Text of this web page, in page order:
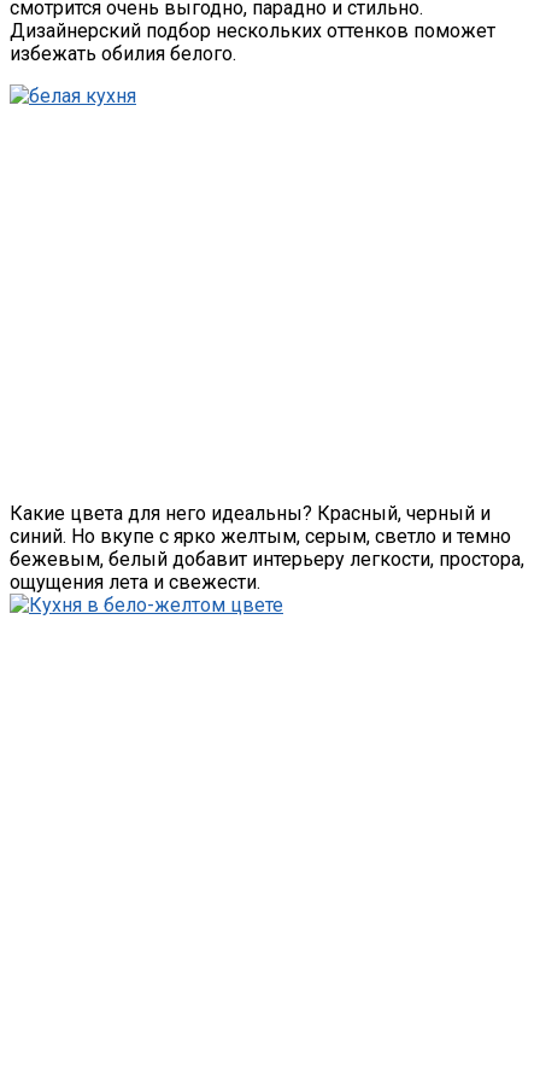
смотрится очень выгодно, парадно и стильно.
Дизайнерский подбор нескольких оттенков поможет
избежать обилия белого.
Какие цвета для него идеальны? Красный, черный и
синий. Но вкупе с ярко желтым, серым, светло и темно
бежевым, белый добавит интерьеру легкости, простора,
ощущения лета и свежести.